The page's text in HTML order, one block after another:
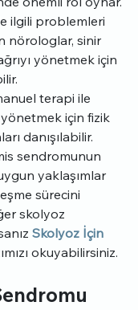
ilgili problemleri
nörologlar, sinir
yönetmek için
terapi ile
için fizik
danışılabilir.
sendromunun
yaklaşımlar
sürecini
skolyoz
Skolyoz İçin
okuyabilirsiniz.